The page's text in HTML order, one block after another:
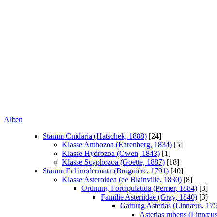
Alben
Stamm Cnidaria (Hatschek, 1888) [24]
Klasse Anthozoa (Ehrenberg, 1834) [5]
Klasse Hydrozoa (Owen, 1843) [1]
Klasse Scyphozoa (Goette, 1887) [18]
Stamm Echinodermata (Bruguière, 1791) [40]
Klasse Asteroidea (de Blainville, 1830) [8]
Ordnung Forcipulatida (Perrier, 1884) [3]
Familie Asteriidae (Gray, 1840) [3]
Gattung Asterias (Linnæus,
Asterias rubens